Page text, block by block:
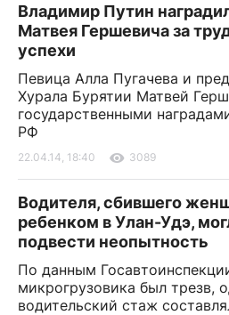
Владимир Путин
Матвея Гершевича за
успехи
Певица Алла Пугачева и
Хурала Бурятии Матвей
государственными
РФ
22.04.14, 18:40 3089
Водителя, сбившего
ребенком в Улан-Удэ,
подвести неопытность
По данным
микрогрузовика был трезв,
водительский стаж